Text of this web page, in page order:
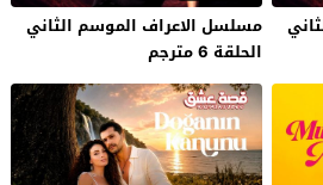
مسلسل الاعراف الموسم الثاني
الحلقة 6 مترجم